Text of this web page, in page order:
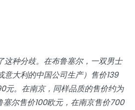
这种分歧。在布鲁塞尔，一双男士
意大利的中国公司生产）售价139
元。在南京，同样品质的售价约为
尔售价100欧元，在南京售价700